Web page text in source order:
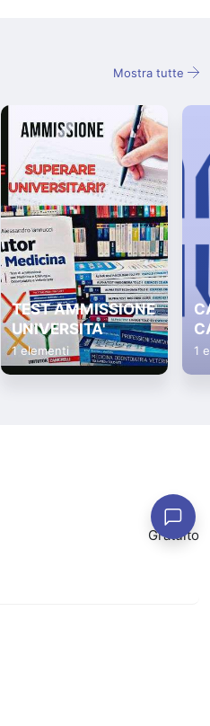
Mostra tutte
TEST AMMISSIONE
UNIVERSITA'
1 elementi 1
Gratuito